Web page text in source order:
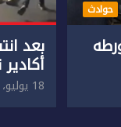
حوادث
بعد
بين
18 يوليو، 2026